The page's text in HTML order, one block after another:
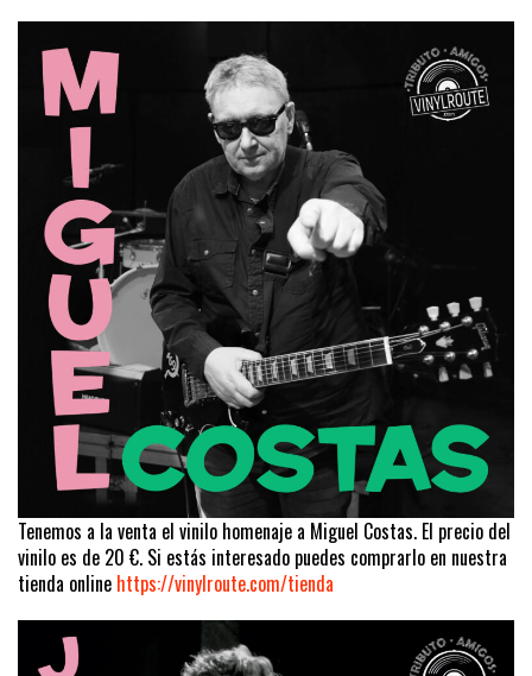
Tenemos a la venta el vinilo homenaje a Miguel Costas. El precio del
vinilo es de 20 €. Si estás interesado puedes comprarlo en nuestra
tienda online https://vinylroute.com/tienda